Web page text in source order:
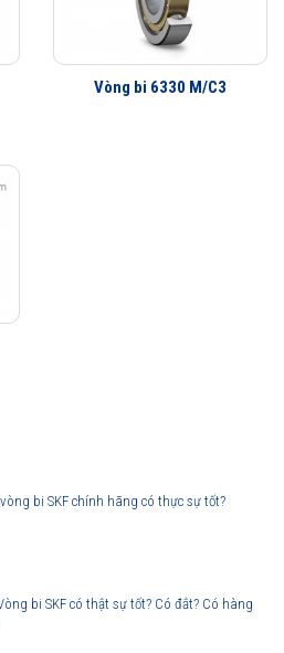
phối chính hãng
- SKF Authorized Distributor
Vòng bi 6330 M/C3
bi SKF chính hãng có thực sự tốt?
bi SKF có thật sự tốt? Có đắt? Có hàng